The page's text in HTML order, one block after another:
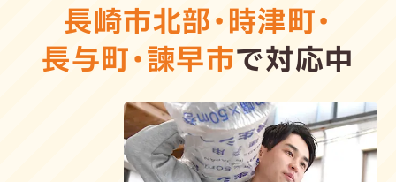
長崎市北部・時津町・
長与町・諫早市で対応中